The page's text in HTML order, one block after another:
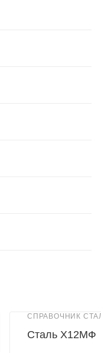
СПРАВОЧНИК
Сталь Х12МФ